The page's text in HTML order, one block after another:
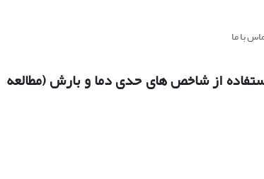
با ما
از شاخص های حدی دما و بارش (مطالعه